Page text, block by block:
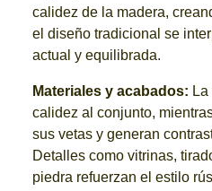
calidez de la madera,
el diseño tradicional se
actual y equilibrada.
Materiales y acabados:
calidez al conjunto,
sus vetas y generan
Detalles como vitrinas,
piedra refuerzan el estilo